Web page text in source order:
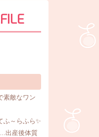
素敵なワン
ふ～らふら✨
出産後体質